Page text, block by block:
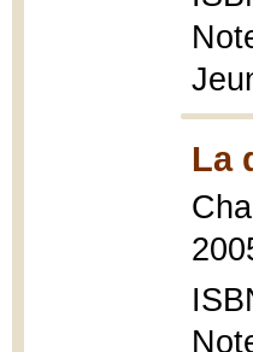
La